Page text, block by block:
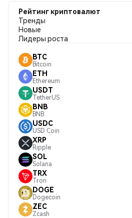
Рейтинг криптовалют
Тренды
Новые
Лидеры роста
BTC
Bitcoin
ETH
Ethereum
USDT
TetherUS
BNB
BNB
USDC
USD Coin
XRP
Ripple
SOL
Solana
TRX
Tron
DOGE
Dogecoin
ZEC
Zcash